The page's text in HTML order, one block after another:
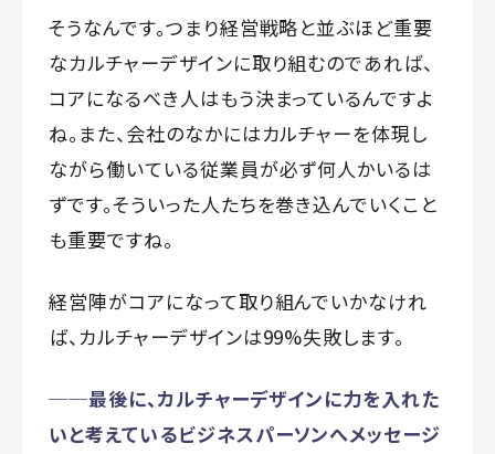
そうなんです。つまり経営戦略と並ぶほど重要
なカルチャーデザインに取り組むのであれば、
コアになるべき人はもう決まっているんですよ
ね。また、会社のなかにはカルチャーを体現し
ながら働いている従業員が必ず何人かいるは
ずです。そういった人たちを巻き込んでいくこと
も重要ですね。
経営陣がコアになって取り組んでいかなけれ
ば、カルチャーデザインは99%失敗します。
──最後に、カルチャーデザインに力を入れた
いと考えているビジネスパーソンへメッセージ